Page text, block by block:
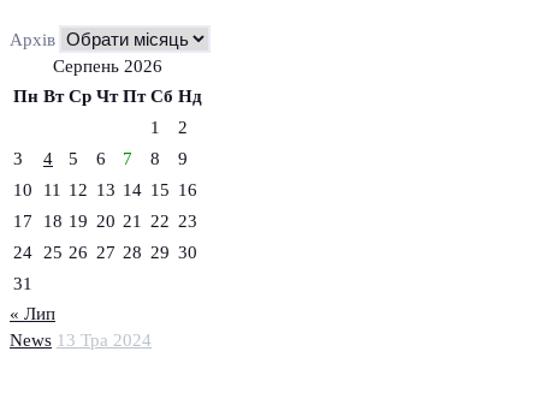
News 13 Тра 2024
Архів
Серпень 2026
Пн Вт Ср Чт Пт Сб Нд
1
2
3
4 5 6 7 8
9
10
11 12 13 14 15 16
17
18 19 20 21 22 23
24
25 26 27 28 29 30
31
« Лип